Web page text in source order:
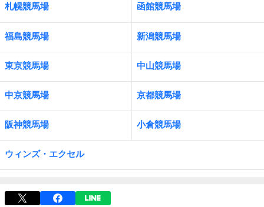
札幌競馬場 函館競馬場
福島競馬場 新潟競馬場
東京競馬場 中山競馬場
中京競馬場 京都競馬場
阪神競馬場 小倉競馬場
ウィンズ・エクセル